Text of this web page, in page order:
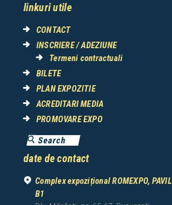
linkuri utile
CONTACT
INSCRIERE / ADEZIUNE
Termeni contractuali
BILETE
PLAN EXPOZITIE
ACREDITARI MEDIA
PROMOVARE EXPO
date de contact
Complex expozițional ROMEXPO,
B1